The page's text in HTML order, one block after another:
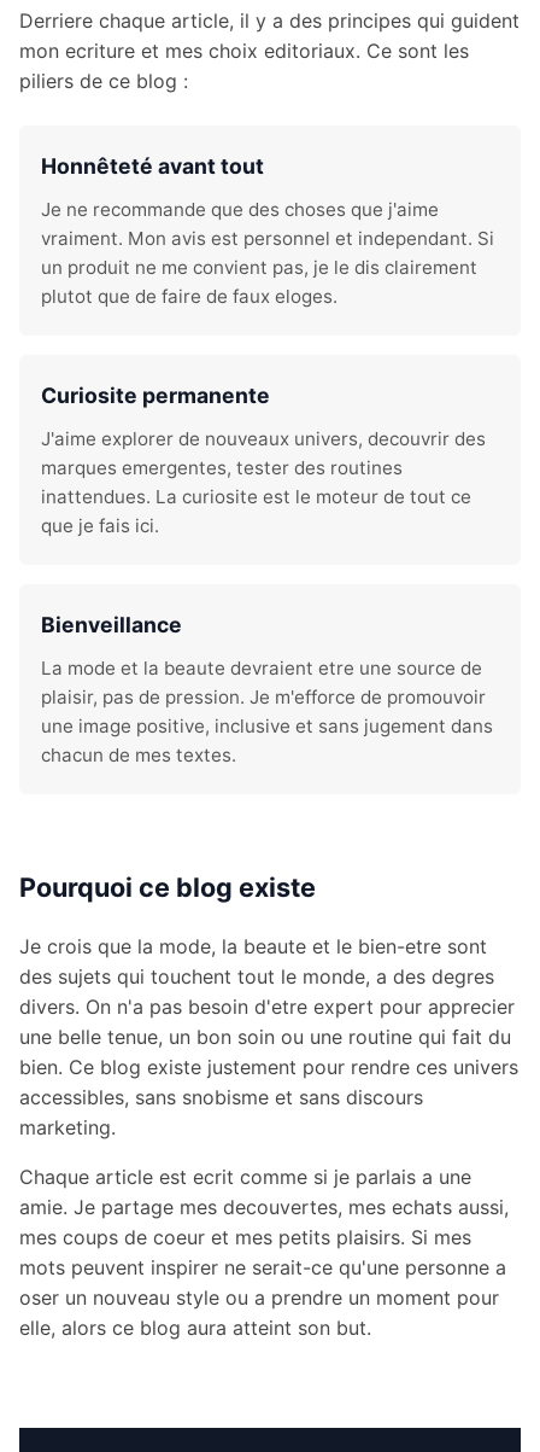
Derriere chaque article, il y a des principes qui guident
mon ecriture et mes choix editoriaux. Ce sont les
piliers de ce blog :
Honnêteté avant tout
Je ne recommande que des choses que j'aime
vraiment. Mon avis est personnel et independant. Si
un produit ne me convient pas, je le dis clairement
plutot que de faire de faux eloges.
Curiosite permanente
J'aime explorer de nouveaux univers, decouvrir des
marques emergentes, tester des routines
inattendues. La curiosite est le moteur de tout ce
que je fais ici.
Bienveillance
La mode et la beaute devraient etre une source de
plaisir, pas de pression. Je m'efforce de promouvoir
une image positive, inclusive et sans jugement dans
chacun de mes textes.
Pourquoi ce blog existe
Je crois que la mode, la beaute et le bien-etre sont
des sujets qui touchent tout le monde, a des degres
divers. On n'a pas besoin d'etre expert pour apprecier
une belle tenue, un bon soin ou une routine qui fait du
bien. Ce blog existe justement pour rendre ces univers
accessibles, sans snobisme et sans discours
marketing.
Chaque article est ecrit comme si je parlais a une
amie. Je partage mes decouvertes, mes echats aussi,
mes coups de coeur et mes petits plaisirs. Si mes
mots peuvent inspirer ne serait-ce qu'une personne a
oser un nouveau style ou a prendre un moment pour
elle, alors ce blog aura atteint son but.